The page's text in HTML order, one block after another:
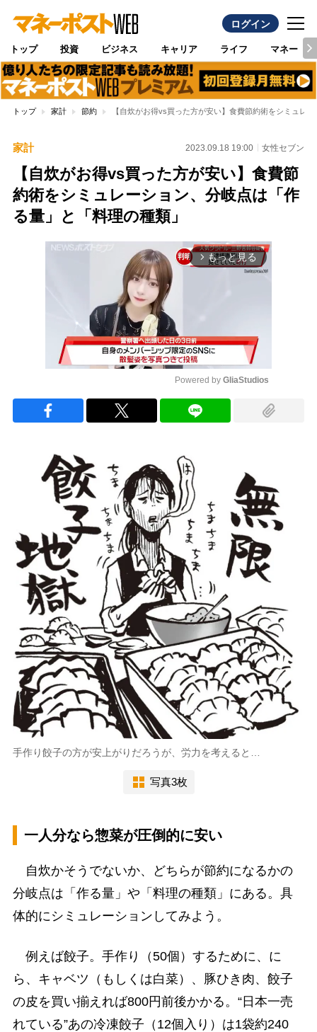
ログイン
トップ 投資 ビジネス キャリア ライフ マネー
トップ 家計 節約 【自炊がお得vs買った方が安い】食費節約術をシミュレ
家計 2023.09.18 19:00 女性セブン
【自炊がお得vs買った方が安い】食費節
約術をシミュレーション、分岐点は「作
る量」と「料理の種類」
arrow_forward_ios もっと見る
Powered by GliaStudios
手作り餃子の方が安上がりだろうが、労力を考えると…
写真3枚
一人分なら惣菜が圧倒的に安い
自炊かそうでないか、どちらが節約になるかの
分岐点は「作る量」や「料理の種類」にある。具
体的にシミュレーションしてみよう。
例えば餃子。手作り（50個）するために、に
ら、キャベツ（もしくは白菜）、豚ひき肉、餃子
の皮を買い揃えれば800円前後かかる。“日本一売
れている”あの冷凍餃子（12個入り）は1袋約240